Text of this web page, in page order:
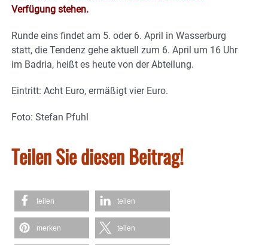
Verfügung stehen.
Runde eins findet am 5. oder 6. April in Wasserburg
statt, die Tendenz gehe aktuell zum 6. April um 16 Uhr
im Badria, heißt es heute von der Abteilung.
Eintritt: Acht Euro, ermäßigt vier Euro.
Foto: Stefan Pfuhl
Teilen Sie diesen Beitrag!
teilen teilen
merken teilen